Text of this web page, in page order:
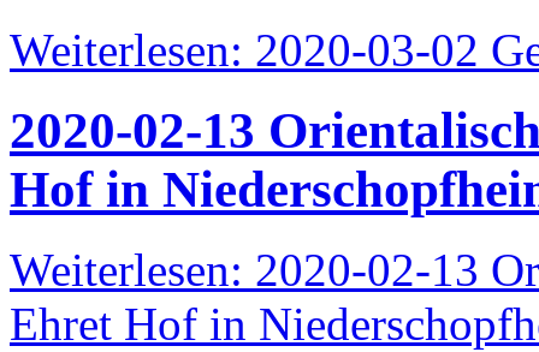
Weiterlesen: 2020-03-02
2020-02-13
Hof in
Weiterlesen: 2020-02-13
Ehret Hof in